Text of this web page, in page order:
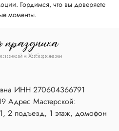
Гордимся, что вы доверяете
моменты.
ИНН 270604366791
Адрес Мастерской:
2 подъезд, 1 этаж, домофон